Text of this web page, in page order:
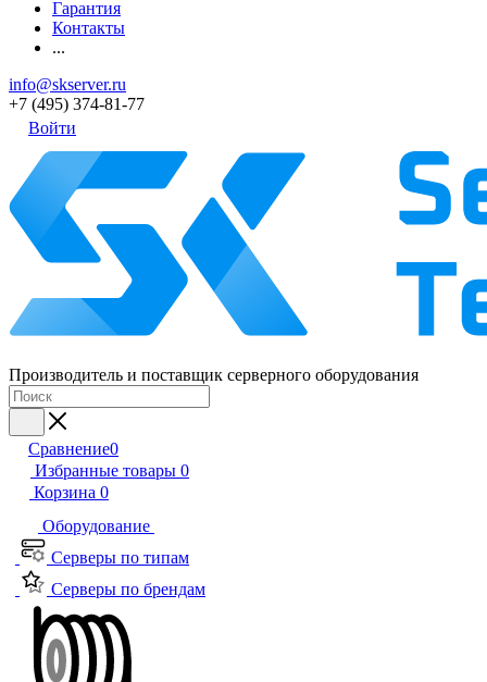
Гарантия
Контакты
...
info@skserver.ru
+7 (495) 374-81-77
Войти
Производитель и поставщик серверного оборудования
Сравнение0
Избранные товары 0
Корзина 0
Оборудование
Серверы по типам
Серверы по брендам